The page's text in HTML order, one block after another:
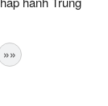
»»